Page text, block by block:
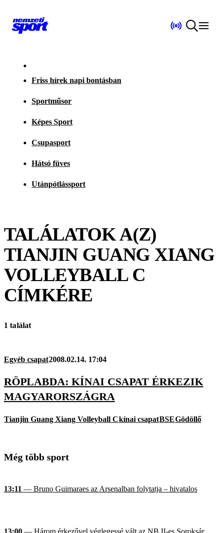
Friss hírek napi bontásban
Sportműsor
Képes Sport
Csupasport
Hátsó füves
Utánpótlássport
TALÁLATOK A(Z)
TIANJIN GUANG XIANG
VOLLEYBALL C
CÍMKÉRE
1 találat
Egyéb csapat2008.02.14. 17:04
RÖPLABDA: KÍNAI CSAPAT ÉRKEZIK
MAGYARORSZÁGRA
Tianjin Guang Xiang Volleyball Ckínai csapatBSEGödöllő
Még több sport
13:11 — Bruno Guimaraes az Arsenalban folytatja – hivatalos